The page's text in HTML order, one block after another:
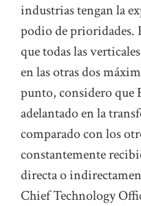
industrias tengan la
podio de prioridades.
que todas las
en las otras dos
punto, considero que
adelantado en la
comparado con los
constantemente
directa o
Chief Technology